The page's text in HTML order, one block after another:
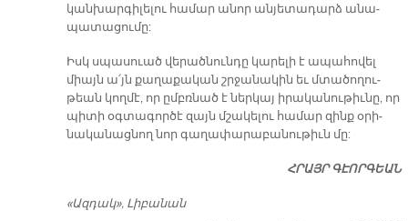
կան­խար­գի­լե­լու հա­մար ա­նոր ան­յե­տա­դարձ ա­նա­
պա­տա­ցու­մը:
Իսկ սպա­սուած վե­րած­նուն­դը կա­րե­լի է ա­պա­հո­վել
միայն ա՛յն քա­ղա­քա­կան շրջա­նա­կին եւ մտա­ծո­ղու­
թեան կող­մէ, որ ըմբռ­նած է ներ­կայ ի­րա­կա­նու­թիւ­նը, որ
պի­տի օգ­տա­գոր­ծէ զայն մշա­կե­լու հա­մար զինք օ­րի­
նա­կա­նաց­նող նոր գա­ղա­փա­րա­բա­նու­թիւն մը:
ՀՐԱՅՐ ԳԷՈՐ­ԳԵԱՆ
«Ազդակ», Լիբանան